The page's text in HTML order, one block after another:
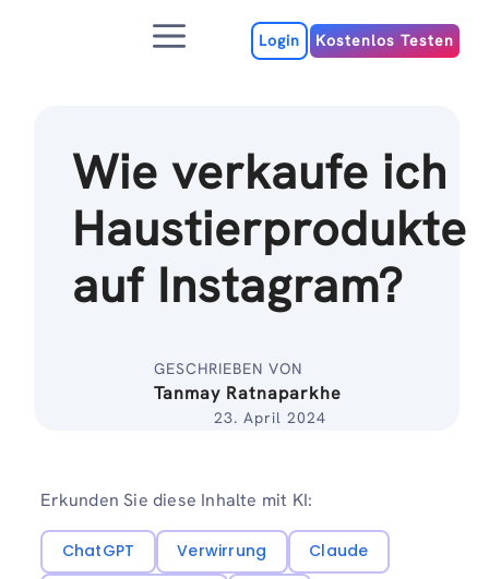
MenuLogin Kostenlos Testen
Wie verkaufe ich
Haustierprodukte
auf Instagram?
GESCHRIEBEN VON
Tanmay Ratnaparkhe
23. April 2024
Erkunden Sie diese Inhalte mit KI:
ChatGPT Verwirrung
Claude